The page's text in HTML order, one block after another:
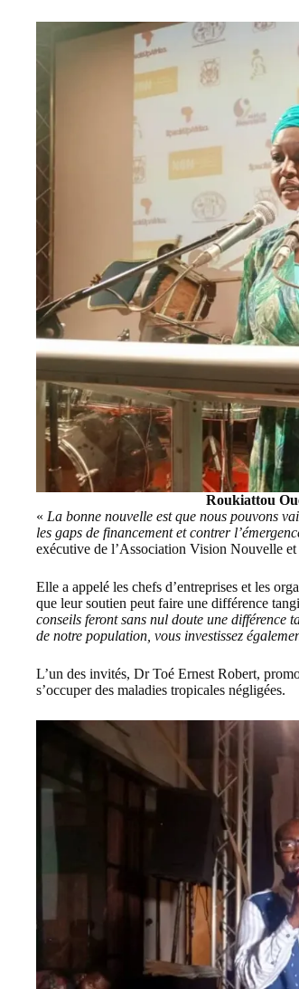
Roukiattou
« La bonne nouvelle est que nous pouvons
les gaps de financement et contrer
exécutive de l’Association Vision Nouvelle
Elle a appelé les chefs d’entreprises et les
que leur soutien peut faire une différence
conseils feront sans nul doute une différence
de notre population, vous investissez
L’un des invités, Dr Toé Ernest Robert,
s’occuper des maladies tropicales négligées.